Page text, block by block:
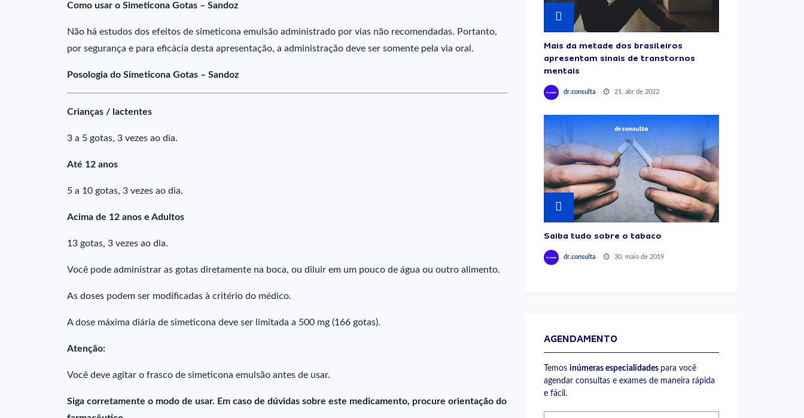
Como usar o Simeticona Gotas – Sandoz
Não há estudos dos efeitos de simeticona emulsão administrado por vias não recomendadas. Portanto,
por segurança e para eficácia desta apresentação, a administração deve ser somente pela via oral.
Posologia do Simeticona Gotas – Sandoz
Crianças / lactentes
3 a 5 gotas, 3 vezes ao dia.
Até 12 anos
5 a 10 gotas, 3 vezes ao dia.
Acima de 12 anos e Adultos
13 gotas, 3 vezes ao dia.
Você pode administrar as gotas diretamente na boca, ou diluir em um pouco de água ou outro alimento.
As doses podem ser modificadas à critério do médico.
A dose máxima diária de simeticona deve ser limitada a 500 mg (166 gotas).
Atenção:
Você deve agitar o frasco de simeticona emulsão antes de usar.
Siga corretamente o modo de usar. Em caso de dúvidas sobre este medicamento, procure orientação do
Mais da metade dos brasileiros
apresentam sinais de transtornos
mentais
dr.consulta 21, abr de 2022
Saiba tudo sobre o tabaco
dr.consulta 30, maio de 2019
AGENDAMENTO
Temos inúmeras especialidades para você
agendar consultas e exames de maneira rápida
e fácil.